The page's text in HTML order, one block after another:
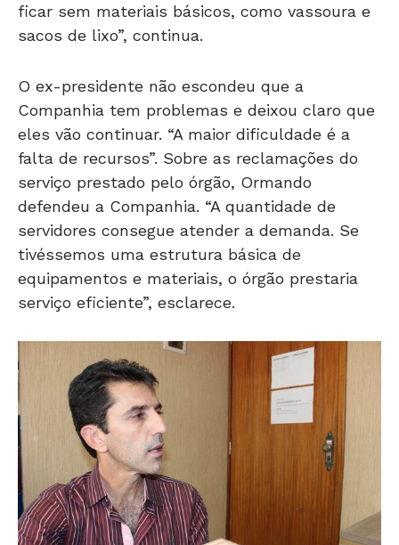
ficar sem materiais básicos, como vassoura e
sacos de lixo”, continua.
O ex-presidente não escondeu que a
Companhia tem problemas e deixou claro que
eles vão continuar. “A maior dificuldade é a
falta de recursos”. Sobre as reclamações do
serviço prestado pelo órgão, Ormando
defendeu a Companhia. “A quantidade de
servidores consegue atender a demanda. Se
tivéssemos uma estrutura básica de
equipamentos e materiais, o órgão prestaria
serviço eficiente”, esclarece.